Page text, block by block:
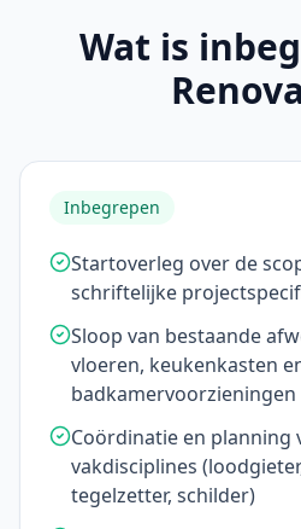
Wat is
Inbegrepen
Startoverleg over de
schriftelijke
Sloop van bestaande
vloeren, keukenkasten
badkamervoorzieningen
Coördinatie en planning
vakdisciplines
tegelzetter, schilder)